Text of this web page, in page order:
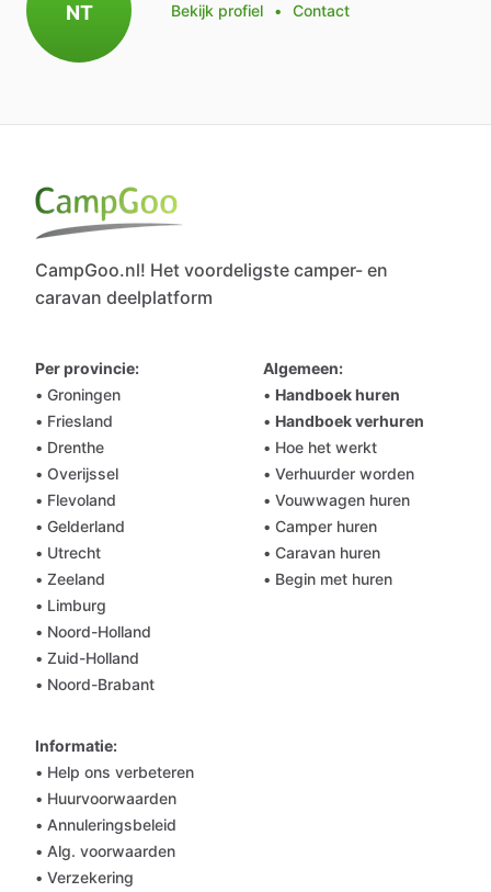
NT Bekijk profiel • Contact
CampGoo.nl! Het voordeligste camper- en
caravan deelplatform
Per provincie:
• Groningen
• Friesland
• Drenthe
• Overijssel
• Flevoland
• Gelderland
• Utrecht
• Zeeland
• Limburg
• Noord-Holland
• Zuid-Holland
• Noord-Brabant
Algemeen:
• Handboek huren
• Handboek verhuren
• Hoe het werkt
• Verhuurder worden
• Vouwwagen huren
• Camper huren
• Caravan huren
• Begin met huren
Informatie:
• Help ons verbeteren
• Huurvoorwaarden
• Annuleringsbeleid
• Alg. voorwaarden
• Verzekering